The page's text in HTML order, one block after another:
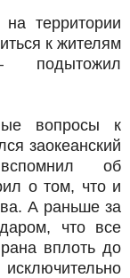
территории
к жителям
подытожил
вопросы к
заокеанский
об
о том, что и
А раньше за
что все
вплоть до